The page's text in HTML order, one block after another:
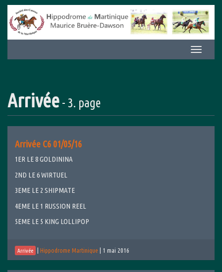
Aller
contenu
Afficher/
la
Arrivée - 3. page
Arrivée C6 01/05/16
1ER LE 8 GOLDININA
2ND LE 6 WIRTUEL
3EME LE 2 SHIPMATE
4EME LE 1 RUSSION REEL
5EME LE 5 KING LOLLIPOP
Arrivée | Hippodrome Martinique | 1 mai 2016